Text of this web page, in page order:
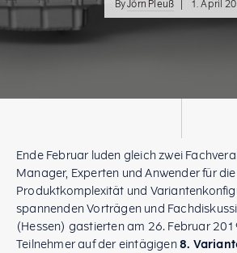
ByJörn Pleuß | 1. April
Ende Februar luden gleich zwei
Manager, Experten und Anwender für
Produktkomplexität und
spannenden Vorträgen und
(Hessen) gastierten am 26. Februar
Teilnehmer auf der eintägigen8.